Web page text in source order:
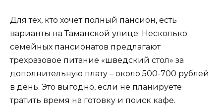
Для тех, кто хочет полный пансион, есть
варианты на Таманской улице. Несколько
семейных пансионатов предлагают
трехразовое питание «шведский стол» за
дополнительную плату – около 500-700 рублей
в день. Это выгодно, если не планируете
тратить время на готовку и поиск кафе.